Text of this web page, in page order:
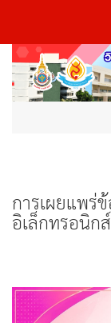
การเผยแพร่
อิเล็กทรอนิก